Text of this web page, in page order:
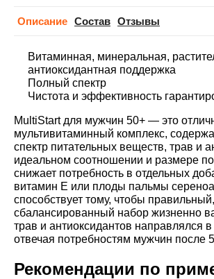
Описание Cостав Отзывы
Витаминная, минеральная,
антиоксидантная поддержка
Полный спектр
Чистота и эффективность
MultiStart для мужчин 50+ — это
мультивитаминный комплекс,
спектр питательных веществ, трав и
идеальном соотношении и размере
снижает потребность в отдельных
витамин Е или плоды пальмы
способствует тому, чтобы правильный,
сбалансированный набор жизненно
трав и антиоксидантов направлялся в
отвечая потребностям мужчин после
Рекомендации по